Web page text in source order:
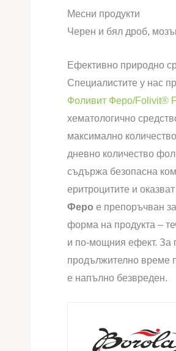
Месни продукти
Черен и бял дроб,
Ефективно природно
Специалистите у нас
Фоливит Феро/Folivit®
хематологично
максимално
дневно количество
съдържа безопасна
еритроцитите и
Феро е препоръчван
форма на продукта –
и по-мощния ефект. За
продължително време
е напълно безвреден.